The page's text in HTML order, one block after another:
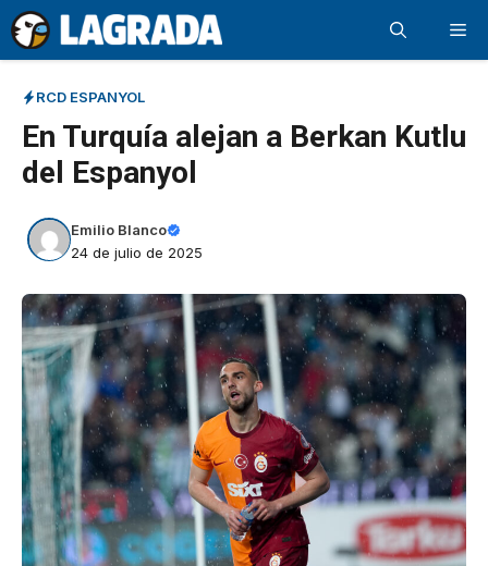
Saltar
al
contenido
RCD ESPANYOL
En Turquía alejan a Berkan Kutlu
del Espanyol
Emilio Blanco
24 de julio de 2025